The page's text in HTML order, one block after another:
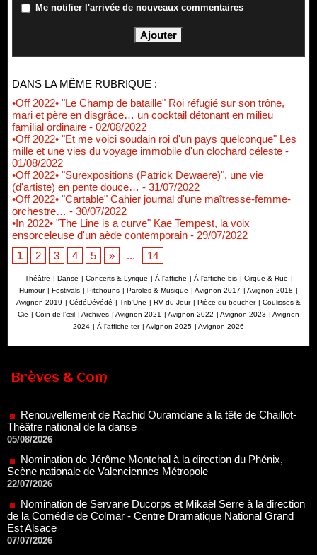
Me notifier l'arrivée de nouveaux commentaires
DANS LA MÊME RUBRIQUE :
•Off 2022• "Le Champ de bataille" Roi réfugié sur son trône,
mari et père en disgrâce… un cocktail détonant en milieu
familial ordinaire - 02/08/2022
•Off 2022• "Et me voici soudain roi d'un pays quelconque" Les
mille et une vies du voyage immobile d'un clochard céleste -
01/08/2022
•Off 2022• "Surexpositions (Patrick Dewaere)", une vie
(d'artiste) en pente douce… - 31/07/2022
•Off 2022• "Cartable" Cahier journal d'une maîtresse-femme-
orchestre… - 30/07/2022
•In 2022• "The Line is a curve" Kae Tempest, la voix
ensorceleuse d'un aède contemporain - 29/07/2022
1
2 3 4 5 » ... 14
Théâtre | Danse | Concerts & Lyrique | À l'affiche | À l'affiche bis | Cirque & Rue |
Humour | Festivals | Pitchouns | Paroles & Musique | Avignon 2017 | Avignon 2018 |
Avignon 2019 | CédéDévédé | Trib'Une | RV du Jour | Pièce du boucher | Coulisses &
Cie | Coin de l’œil | Archives | Avignon 2021 | Avignon 2022 | Avignon 2023 | Avignon
2024 | À l'affiche ter | Avignon 2025 | Avignon 2026
Brèves & Com
Renouvellement de Rachid Ouramdane à la tête de Chaillot-
Nomination de Jérôme Montchal à la direction du Phénix,
Scène nationale de Valenciennes Métropole
Nomination de Servane Ducorps et Mikaël Serre à la direction
de la Comédie de Colmar - Centre Dramatique National Grand
Est Alsace
07/07/2026
Thomas Jolly et Laëtitia Guédon nommés à la direction du
TNP